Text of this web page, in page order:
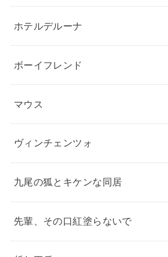
ホテルデルーナ
ボーイフレンド
マウス
ヴィンチェンツォ
九尾の狐とキケンな同居
先輩、その口紅塗らないで